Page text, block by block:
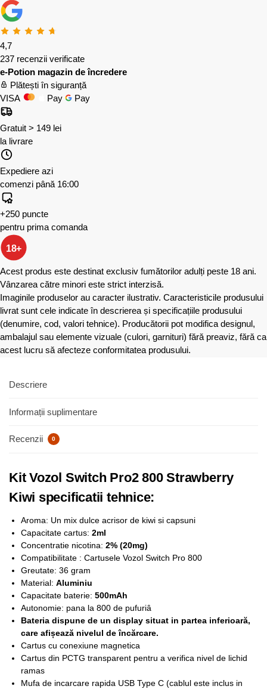
4,7
237 recenzii verificate
e-Potion magazin de încredere
Plătești în siguranță
VISA
Pay Pay
Gratuit > 149 lei
la livrare
Expediere azi
comenzi până 16:00
+250 puncte
pentru prima comanda
18+
Acest produs este destinat exclusiv fumătorilor adulți peste 18 ani.
Vânzarea către minori este strict interzisă.
Imaginile produselor au caracter ilustrativ. Caracteristicile produsului
livrat sunt cele indicate în descrierea și specificațiile produsului
(denumire, cod, valori tehnice). Producătorii pot modifica designul,
ambalajul sau elemente vizuale (culori, garnituri) fără preaviz, fără ca
acest lucru să afecteze conformitatea produsului.
Descriere
Informații suplimentare
Recenzii 0
Kit Vozol Switch Pro2 800 Strawberry
Kiwi specificatii tehnice:
Aroma: Un mix dulce acrisor de kiwi si capsuni
Capacitate cartus: 2ml
Concentratie nicotina: 2% (20mg)
Compatibilitate : Cartusele Vozol Switch Pro 800
Greutate: 36 gram
Material: Aluminiu
Capacitate baterie: 500mAh
Autonomie: pana la 800 de pufuriâ
Bateria dispune de un display situat in partea inferioară,
care afișează nivelul de încărcare.
Cartus cu conexiune magnetica
Cartus din PCTG transparent pentru a verifica nivel de lichid
ramas
Mufa de incarcare rapida USB Type C (cablul este inclus in